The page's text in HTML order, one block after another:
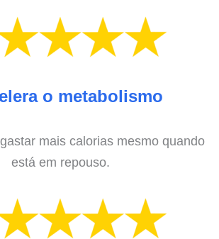
o metabolismo
mais calorias mesmo quando
está em repouso.